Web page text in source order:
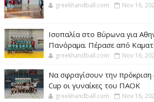
greekhandball.com Nov 16,
Ισοπαλία στο Βύρωνα για
Πανόραμα. Πέρασε από
greekhandball.com Nov 16,
Να σφραγίσουν την πρόκριση
Cup οι γυναίκες του ΠΑΟΚ
greekhandball.com Nov 16,